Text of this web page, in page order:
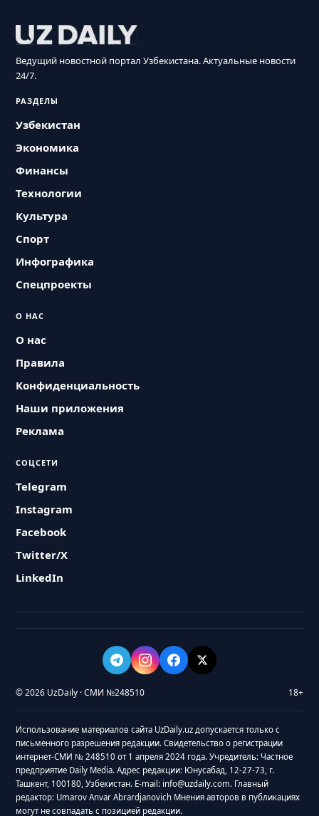
Ведущий новостной портал Узбекистана. Актуальные новости
24/7.
РАЗДЕЛЫ
Узбекистан
Экономика
Финансы
Технологии
Культура
Спорт
Инфографика
Спецпроекты
О НАС
О нас
Правила
Конфиденциальность
Наши приложения
Реклама
СОЦСЕТИ
Telegram
Instagram
Facebook
Twitter/X
LinkedIn
© 2026 UzDaily · СМИ №248510 18+
Использование материалов сайта UzDaily.uz допускается только с
письменного разрешения редакции. Свидетельство о регистрации
интернет-СМИ № 248510 от 1 апреля 2024 года. Учредитель: Частное
предприятие Daily Media. Адрес редакции: Юнусабад, 12-27-73, г.
Ташкент, 100180, Узбекистан. E-mail: info@uzdaily.com. Главный
редактор: Umarov Anvar Abrardjanovich Мнения авторов в публикациях
могут не совпадать с позицией редакции.